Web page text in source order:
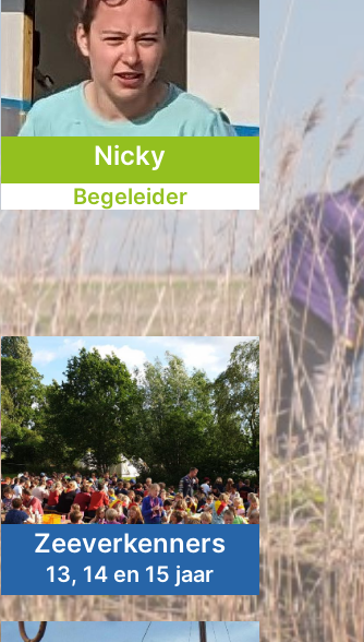
Nicky
Begeleider
Zeeverkenners
13, 14 en 15 jaar